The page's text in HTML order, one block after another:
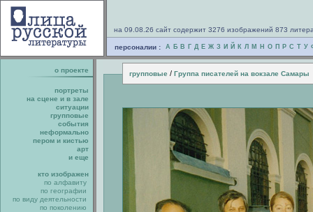
на 09.08.26 сайт содержит 3276 изображений 873
персоналии : А Б В Г Д Е Ж З И Й К Л М Н О П Р С Т У
о проекте групповые / Группа писателей на вокзале Самары
портреты
на сцене и в зале
ситуации
групповые
события
неформально
пером и кистью
арт
и еще
кто изображен
по алфавиту
по географии
по виду деятельности
по поколению